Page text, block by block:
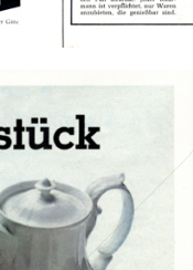
Bild-ID: 18678